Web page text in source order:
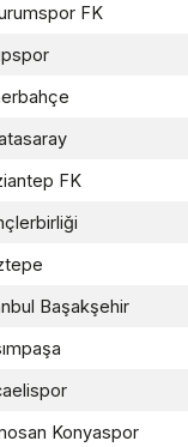
FK
FK
Başakşehir
Konyaspor